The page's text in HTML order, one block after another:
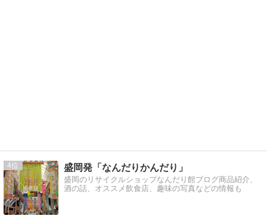
4 盛岡発「なんだりかんだり」
盛岡のリサイクルショップなんだり館ブログ商品紹介、
酒の話、オススメ飲食店、趣味の写真などの情報も